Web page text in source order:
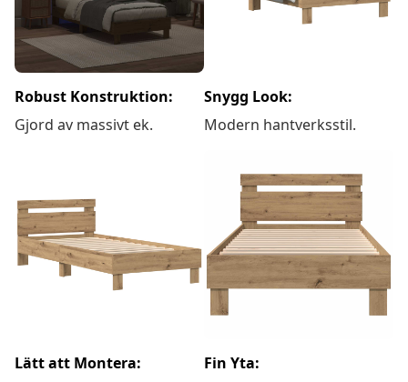
Robust Konstruktion:
Gjord av massivt ek.
Snygg Look:
Modern hantverksstil.
Lätt att Montera:
Fin Yta: